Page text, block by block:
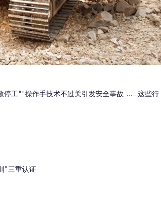
停工""操作手技术不过关引发安全事故"……这些行
"三重认证